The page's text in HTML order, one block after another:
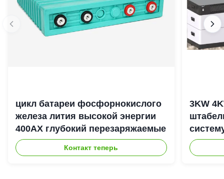
цикл батареи фосфорнокислого
железа лития высокой энергии
400АХ глубокий перезаряжаемые
Контакт теперь
3KW